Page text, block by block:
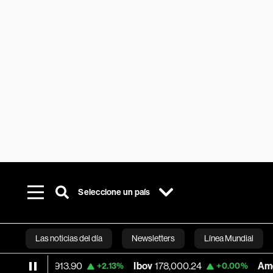
Seleccione un país
Las noticias del día Newsletters Línea Mundial
Bloomberg
25,913.90 +2.13% Ibov 178,000.24 +0.00% América